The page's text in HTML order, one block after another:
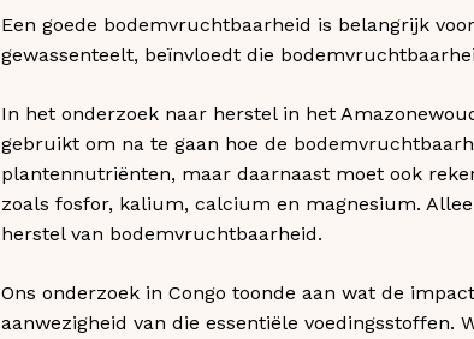
Een goede bodemvruchtbaarheid is belangrijk
gewassenteelt, beïnvloedt die
In het onderzoek naar herstel in het
gebruikt om na te gaan hoe de
plantennutriënten, maar daarnaast moet ook
zoals fosfor, kalium, calcium en magnesium.
herstel van bodemvruchtbaarheid.
Ons onderzoek in Congo toonde aan wat de
aanwezigheid van die essentiële voedingsstoffen.